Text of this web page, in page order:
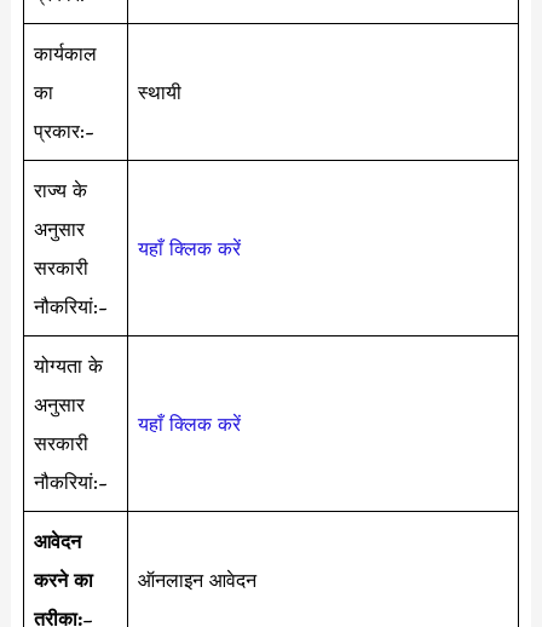
कार्यकाल
का
प्रकार:-
स्थायी
राज्य के
अनुसार
सरकारी
नौकरियां:-
यहाँ क्लिक करें
योग्यता के
अनुसार
सरकारी
नौकरियां:-
यहाँ क्लिक करें
आवेदन
करने का
तरीका:–
ऑनलाइन आवेदन